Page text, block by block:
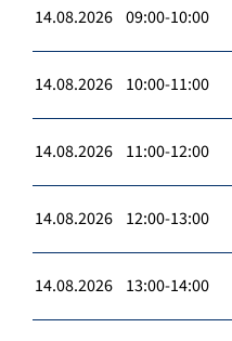
14.08.2026 09:00-10:00
14.08.2026 10:00-11:00
14.08.2026 11:00-12:00
14.08.2026 12:00-13:00
14.08.2026 13:00-14:00